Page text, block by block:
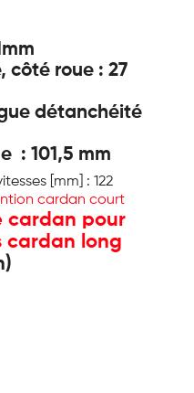
côté roue : 27
détanchéité
: 101,5 mm
[mm] : 122
cardan court
cardan pour
cardan long